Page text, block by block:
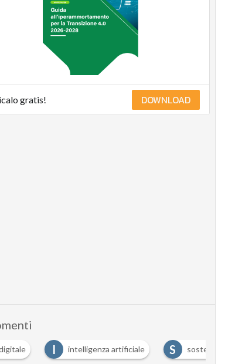
gratis! DOWNLOAD
I intelligenza artificiale S sostenibilità